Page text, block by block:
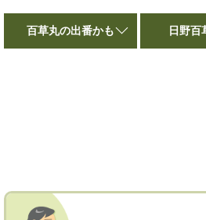
百草丸の出番かも 日野百